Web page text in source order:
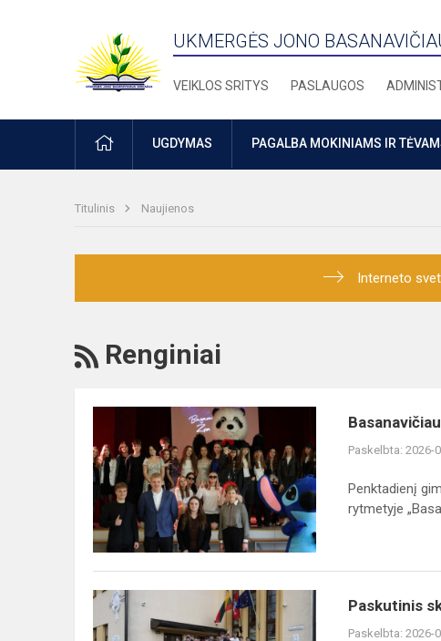
UKMERGĖS JONO
VEIKLOS SRITYS PASLAUGOS
PRADŽIAUGDYMAS PAGALBA MOKINIAMS IR
Titulinis Naujienos
Interneto
RSS
Renginiai
Basanavičiaus
žvaigždės
Paskelbta: 2026-
Penktadienį
rytmetyje
Paskutinis
skambutis
Paskutinis
Paskelbta: 2026-